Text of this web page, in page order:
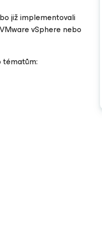
již implementovali
vSphere nebo
tématům: